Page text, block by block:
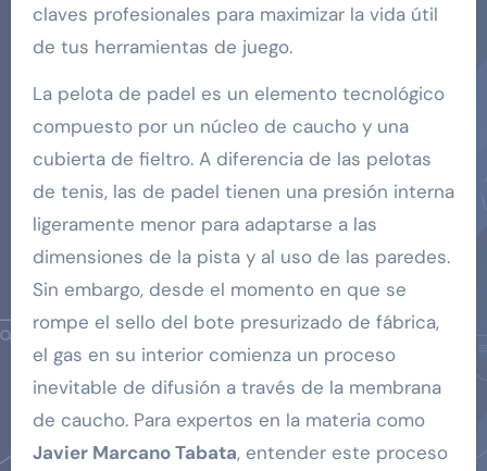
claves profesionales para maximizar la vida útil
de tus herramientas de juego.
La pelota de padel es un elemento tecnológico
compuesto por un núcleo de caucho y una
cubierta de fieltro. A diferencia de las pelotas
de tenis, las de padel tienen una presión interna
ligeramente menor para adaptarse a las
dimensiones de la pista y al uso de las paredes.
Sin embargo, desde el momento en que se
rompe el sello del bote presurizado de fábrica,
el gas en su interior comienza un proceso
inevitable de difusión a través de la membrana
de caucho. Para expertos en la materia como
Javier Marcano Tabata, entender este proceso